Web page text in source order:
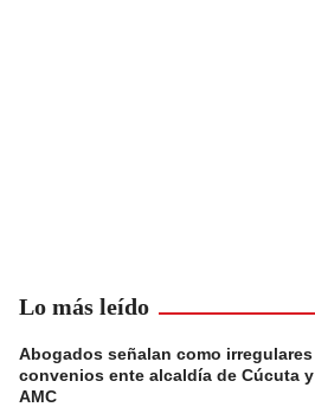
Lo más leído
Abogados señalan como irregulares
convenios ente alcaldía de Cúcuta y
AMC